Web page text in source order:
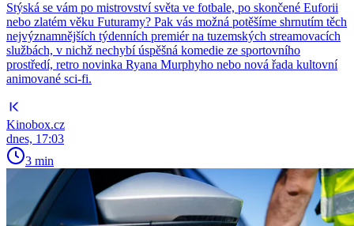
Stýská se vám po mistrovství světa ve fotbale, po skončené Euforii
nebo zlatém věku Futuramy? Pak vás možná potěšíme shrnutím těch
nejvýznamnějších týdenních premiér na tuzemských streamovacích
službách, v nichž nechybí úspěšná komedie ze sportovního
prostředí, retro novinka Ryana Murphyho nebo nová řada kultovní
animované sci-fi.
Kinobox.cz
dnes, 17:03
3 min